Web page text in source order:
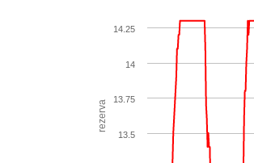
rezerva
13.5
13.75
14
14.25